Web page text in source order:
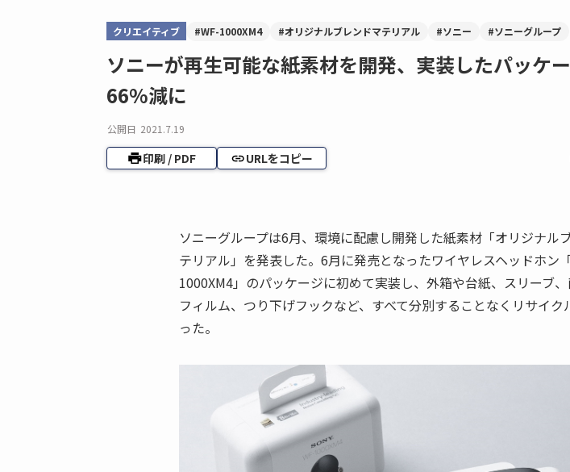
クリエイティブ #WF-1000XM4 #オリジナルブレンドマテリアル #ソニー #ソニーグループ
ソニーが再生可能な紙素材を開発、実装したパッケ
66%減に
公開日 2021.7.19
印刷 / PDF URLをコピー
ソニーグループは6月、環境に配慮し開発した紙素材「オリジナル
テリアル」を発表した。6月に発売となったワイヤレスヘッドホン
1000XM4」のパッケージに初めて実装し、外箱や台紙、スリーブ
フィルム、つり下げフックなど、すべて分別することなくリサイク
った。